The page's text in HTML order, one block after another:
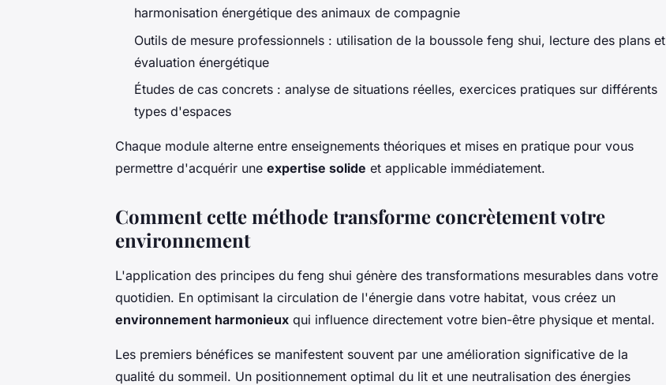
harmonisation énergétique des animaux de compagnie
Outils de mesure professionnels : utilisation de la boussole feng shui, lecture des plans et
évaluation énergétique
Études de cas concrets : analyse de situations réelles, exercices pratiques sur différents
types d'espaces
Chaque module alterne entre enseignements théoriques et mises en pratique pour vous
permettre d'acquérir une expertise solide et applicable immédiatement.
Comment cette méthode transforme concrètement votre
environnement
L'application des principes du feng shui génère des transformations mesurables dans votre
quotidien. En optimisant la circulation de l'énergie dans votre habitat, vous créez un
environnement harmonieux qui influence directement votre bien-être physique et mental.
Les premiers bénéfices se manifestent souvent par une amélioration significative de la
qualité du sommeil. Un positionnement optimal du lit et une neutralisation des énergies